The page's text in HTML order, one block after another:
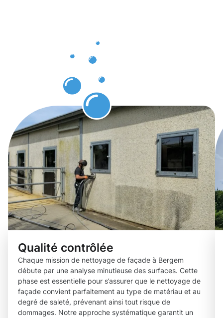
Qualité contrôlée
Chaque mission de nettoyage de façade à Bergem
débute par une analyse minutieuse des surfaces. Cette
phase est essentielle pour s’assurer que le nettoyage de
façade convient parfaitement au type de matériau et au
degré de saleté, prévenant ainsi tout risque de
dommages. Notre approche systématique garantit un